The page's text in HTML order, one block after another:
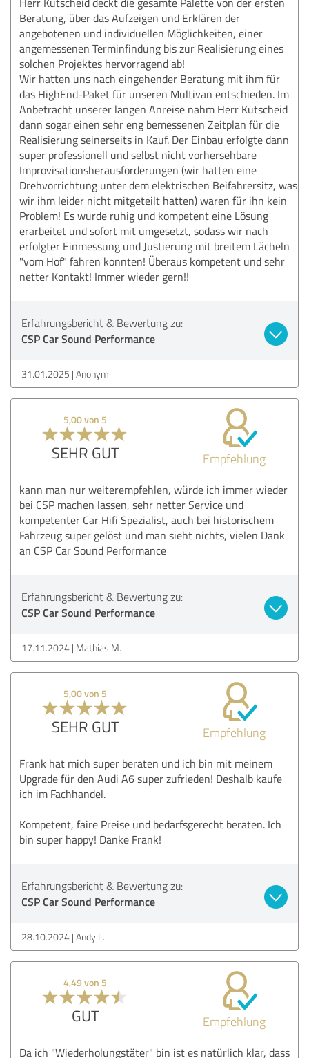
Beratung, über das Aufzeigen und Erklären der
angebotenen und individuellen Möglichkeiten, einer
angemessenen Terminfindung bis zur Realisierung eines
solchen Projektes hervorragend ab!
Wir hatten uns nach eingehender Beratung mit ihm für
das HighEnd-Paket für unseren Multivan entschieden. Im
Anbetracht unserer langen Anreise nahm Herr Kutscheid
dann sogar einen sehr eng bemessenen Zeitplan für die
Realisierung seinerseits in Kauf. Der Einbau erfolgte dann
super professionell und selbst nicht vorhersehbare
Improvisationsherausforderungen (wir hatten eine
Drehvorrichtung unter dem elektrischen Beifahrersitz, was
wir ihm leider nicht mitgeteilt hatten) waren für ihn kein
Problem! Es wurde ruhig und kompetent eine Lösung
erarbeitet und sofort mit umgesetzt, sodass wir nach
erfolgter Einmessung und Justierung mit breitem Lächeln
"vom Hof" fahren konnten! Überaus kompetent und sehr
netter Kontakt! Immer wieder gern!!
Erfahrungsbericht & Bewertung zu:
CSP Car Sound Performance
31.01.2025 Anonym
5,00 von 5
SEHR GUT Empfehlung
kann man nur weiterempfehlen, würde ich immer wieder
bei CSP machen lassen, sehr netter Service und
kompetenter Car Hifi Spezialist, auch bei historischem
Fahrzeug super gelöst und man sieht nichts, vielen Dank
an CSP Car Sound Performance
Erfahrungsbericht & Bewertung zu:
CSP Car Sound Performance
17.11.2024 Mathias M.
5,00 von 5
SEHR GUT Empfehlung
Frank hat mich super beraten und ich bin mit meinem
Upgrade für den Audi A6 super zufrieden! Deshalb kaufe
ich im Fachhandel.
Kompetent, faire Preise und bedarfsgerecht beraten. Ich
bin super happy! Danke Frank!
Erfahrungsbericht & Bewertung zu:
CSP Car Sound Performance
28.10.2024 Andy L.
4,49 von 5
GUT Empfehlung
Da ich "Wiederholungstäter" bin ist es natürlich klar, dass